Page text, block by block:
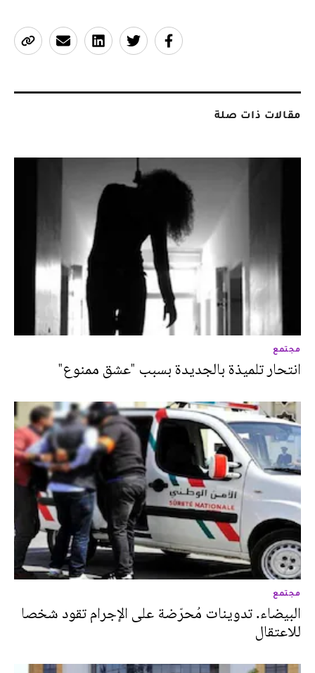
مقالات ذات صلة
مجتمع
انتحار تلميذة بالجديدة بسبب "عشق ممنوع"
مجتمع
البيضاء. تدوينات مُحرّضة على الإجرام تقود شخصا
للاعتقال